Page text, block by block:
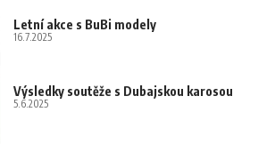
Letní akce s BuBi modely
16.7.2025
Výsledky soutěže s Dubajskou karosou
5.6.2025